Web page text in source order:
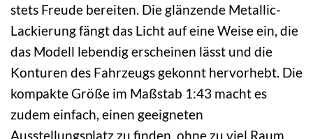
stets Freude bereiten. Die glänzende Metallic-
Lackierung fängt das Licht auf eine Weise ein, die
das Modell lebendig erscheinen lässt und die
Konturen des Fahrzeugs gekonnt hervorhebt. Die
kompakte Größe im Maßstab 1:43 macht es
zudem einfach, einen geeigneten
Ausstellungsplatz zu finden, ohne zu viel Raum